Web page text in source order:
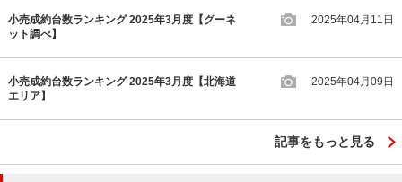
小売成約台数ランキング 2025年3月度【グーネ
ット調べ】
2025年04月11日
小売成約台数ランキング 2025年3月度【北海道
エリア】
2025年04月09日
記事をもっと見る